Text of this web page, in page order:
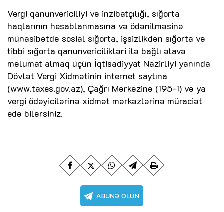
Vergi qanunvericiliyi və inzibatçılığı, sığorta
haqlarının hesablanmasına və ödənilməsinə
münasibətdə sosial sığorta, işsizlikdən sığorta və
tibbi sığorta qanunvericilikləri ilə bağlı əlavə
məlumat almaq üçün İqtisadiyyat Nazirliyi yanında
Dövlət Vergi Xidmətinin internet saytına
(www.taxes.gov.az), Çağrı Mərkəzinə (195-1) və ya
vergi ödəyicilərinə xidmət mərkəzlərinə müraciət
edə bilərsiniz.